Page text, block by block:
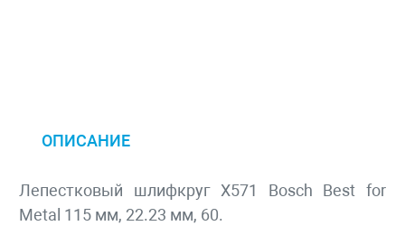
ОПИСАНИЕ
Лепестковый шлифкруг X571 Bosch Best for
Metal 115 мм, 22.23 мм, 60.